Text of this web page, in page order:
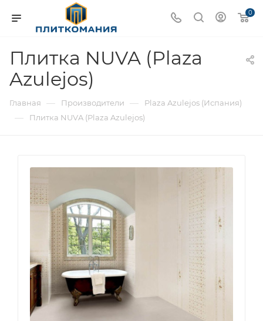
0
Плитка NUVA (Plaza
Azulejos)
Главная — Производители — Plaza Azulejos (Испания)
— Плитка NUVA (Plaza Azulejos)